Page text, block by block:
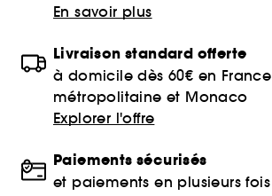
En savoir plus
Livraison standard offerte
à domicile dès 60€ en France
métropolitaine et Monaco
Explorer l'offre
Paiements sécurisés
et paiements en plusieurs fois